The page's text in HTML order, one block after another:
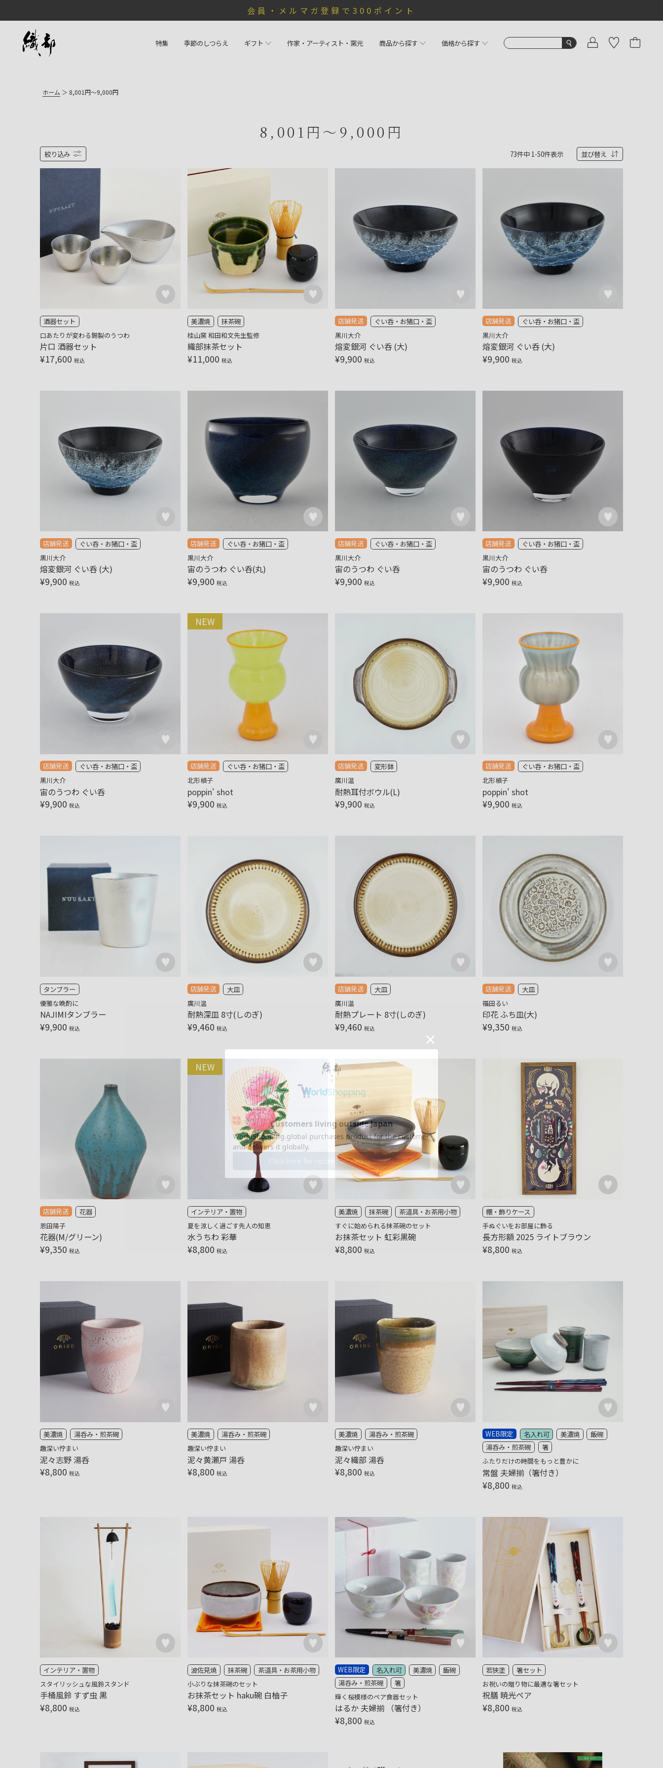
会員・メルマガ登録で300ポイント
特集 季節のしつらえ ギフト 作家・アーティスト・窯元 商品から探す 価格から探す
ホーム 8,001円～9,000円
8,001円～9,000円
絞り込み 並び替え
73件中 1 -50件表示
酒器セット
口あたりが変わる錫製のうつわ
片口 酒器セット
¥17,600 税込
美濃焼 抹茶碗
桂山窯 和田和文先生監修
織部抹茶セット
¥11,000 税込
店舗発送 ぐい呑・お猪口・盃
黒川大介
熔変銀河 ぐい呑 (大)
¥9,900 税込
店舗発送 ぐい呑・お猪口・盃
黒川大介
熔変銀河 ぐい呑 (大)
¥9,900 税込
店舗発送 ぐい呑・お猪口・盃
黒川大介
熔変銀河 ぐい呑 (大)
¥9,900 税込
店舗発送 ぐい呑・お猪口・盃
黒川大介
宙のうつわ ぐい呑(丸)
¥9,900 税込
店舗発送 ぐい呑・お猪口・盃
黒川大介
宙のうつわ ぐい呑
¥9,900 税込
店舗発送 ぐい呑・お猪口・盃
黒川大介
宙のうつわ ぐい呑
¥9,900 税込
店舗発送 ぐい呑・お猪口・盃
黒川大介
宙のうつわ ぐい呑
¥9,900 税込
店舗発送
NEW
ぐい呑・お猪口・盃
北形槙子
poppin' shot
¥9,900 税込
店舗発送 変形鉢
廣川温
耐熱耳付ボウル(L)
¥9,900 税込
店舗発送 ぐい呑・お猪口・盃
北形槙子
poppin' shot
¥9,900 税込
タンブラー
優雅な晩酌に
NAJIMIタンブラー
¥9,900 税込
店舗発送 大皿
廣川温
耐熱深皿 8寸(しのぎ)
¥9,460 税込
店舗発送 大皿
廣川温
耐熱プレート 8寸(しのぎ)
¥9,460 税込
店舗発送 大皿
福田るい
印花 ふち皿(大)
¥9,350 税込
店舗発送 花器
恩田陽子
花器(M/グリーン)
¥9,350 税込
NEW
インテリア・置物
夏を涼しく過ごす先人の知恵
水うちわ 彩華
¥8,800 税込
美濃焼 抹茶碗 茶道具・お茶用小物
すぐに始められる抹茶碗のセット
お抹茶セット 虹彩黒碗
¥8,800 税込
棚・飾りケース
手ぬぐいをお部屋に飾る
長方形額 2025 ライトブラウン
¥8,800 税込
美濃焼 湯呑み・煎茶碗
趣深い佇まい
泥々志野 湯呑
¥8,800 税込
美濃焼 湯呑み・煎茶碗
趣深い佇まい
泥々黄瀬戸 湯呑
¥8,800 税込
美濃焼 湯呑み・煎茶碗
趣深い佇まい
泥々織部 湯呑
¥8,800 税込
WEB限定 名入れ可 美濃焼
飯碗
湯呑み・煎茶碗
箸
ふたりだけの時間をもっと豊かに
常盤 夫婦揃（箸付き）
¥8,800 税込
インテリア・置物
スタイリッシュな風鈴スタンド
手桶風鈴 すず虫 黒
¥8,800 税込
波佐見焼 抹茶碗 茶道具・お茶用小物
小ぶりな抹茶碗のセット
お抹茶セット haku碗 白柚子
¥8,800 税込
WEB限定 名入れ可 美濃焼
飯碗
湯呑み・煎茶碗
箸
輝く桜模様のペア食器セット
はるか 夫婦揃 （箸付き）
¥8,800 税込
若狭塗 箸セット
お祝いの贈り物に最適な箸セット
祝膳 暁光ペア
¥8,800 税込